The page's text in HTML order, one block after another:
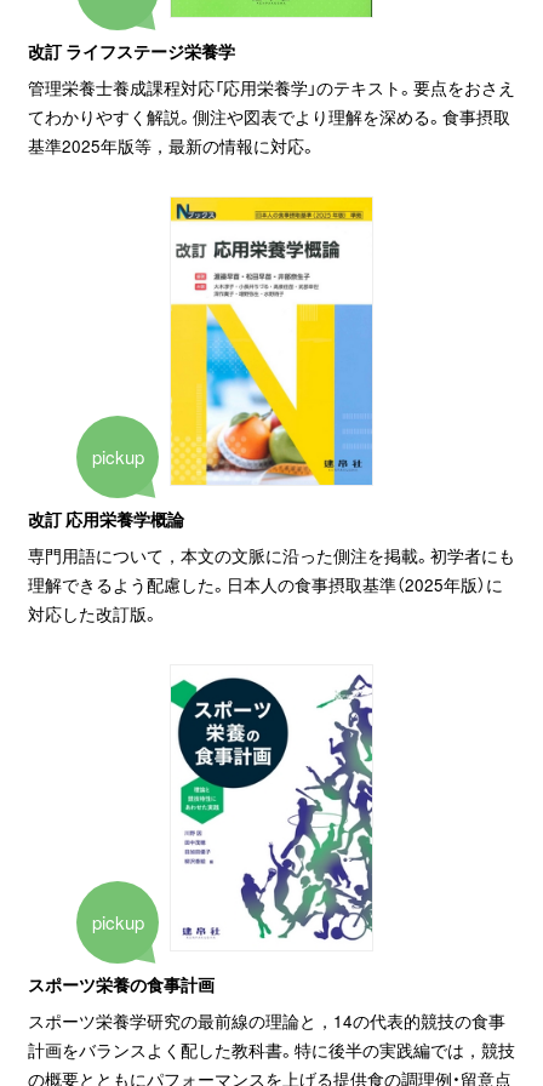
改訂 ライフステージ栄養学
管理栄養士養成課程対応「応用栄養学」のテキスト。要点をおさえ
てわかりやすく解説。側注や図表でより理解を深める。食事摂取
基準2025年版等，最新の情報に対応。
pickup
改訂 応用栄養学概論
専門用語について，本文の文脈に沿った側注を掲載。初学者にも
理解できるよう配慮した。日本人の食事摂取基準（2025年版）に
対応した改訂版。
pickup
スポーツ栄養の食事計画
スポーツ栄養学研究の最前線の理論と，14の代表的競技の食事
計画をバランスよく配した教科書。特に後半の実践編では，競技
の概要とともにパフォーマンスを上げる提供食の調理例・留意点